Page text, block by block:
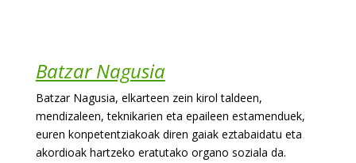
Batzar Nagusia
Batzar Nagusia, elkarteen zein kirol taldeen,
mendizaleen, teknikarien eta epaileen estamenduek,
euren konpetentziakoak diren gaiak eztabaidatu eta
akordioak hartzeko eratutako organo soziala da.